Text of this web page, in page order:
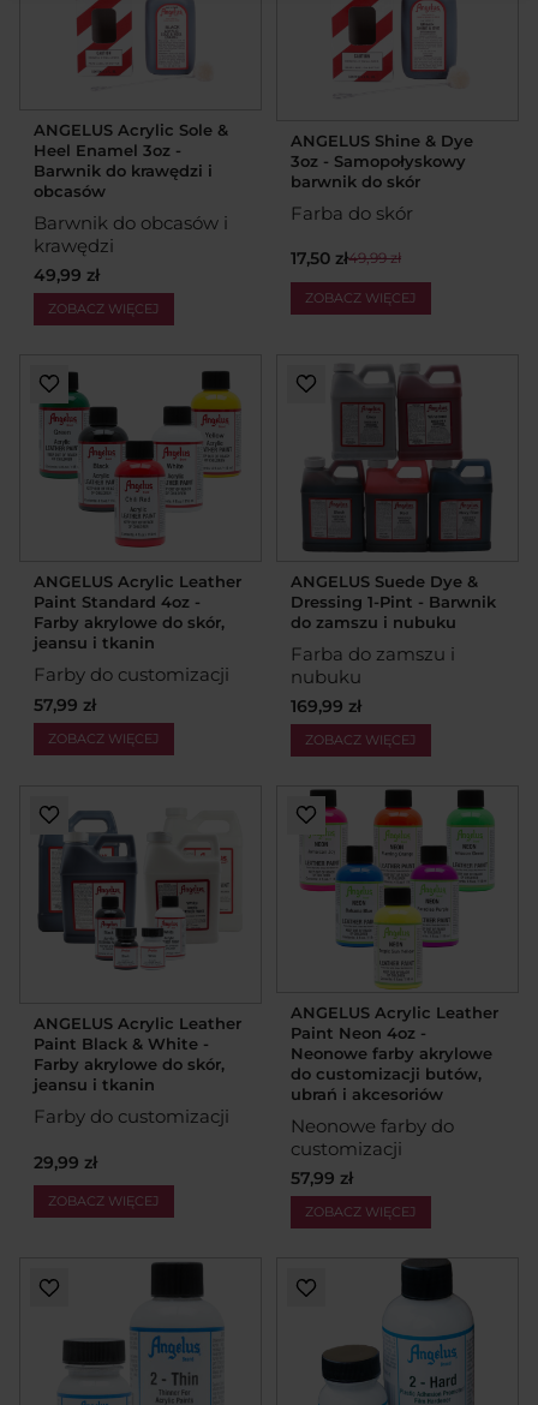
ANGELUS Acrylic Sole &
Heel Enamel 3oz -
Barwnik do krawędzi i
obcasów
Barwnik do obcasów i
krawędzi
49,99 zł
ZOBACZ WIĘCEJ
ANGELUS Shine & Dye
3oz - Samopołyskowy
barwnik do skór
Farba do skór
17,50 zł49,99 zł
ZOBACZ WIĘCEJ
ANGELUS Acrylic Leather
Paint Standard 4oz -
Farby akrylowe do skór,
jeansu i tkanin
Farby do customizacji
57,99 zł
ZOBACZ WIĘCEJ
ANGELUS Suede Dye &
Dressing 1-Pint - Barwnik
do zamszu i nubuku
Farba do zamszu i
nubuku
169,99 zł
ZOBACZ WIĘCEJ
ANGELUS Acrylic Leather
Paint Black & White -
Farby akrylowe do skór,
jeansu i tkanin
Farby do customizacji
29,99 zł
ZOBACZ WIĘCEJ
ANGELUS Acrylic Leather
Paint Neon 4oz -
Neonowe farby akrylowe
do customizacji butów,
ubrań i akcesoriów
Neonowe farby do
customizacji
57,99 zł
ZOBACZ WIĘCEJ